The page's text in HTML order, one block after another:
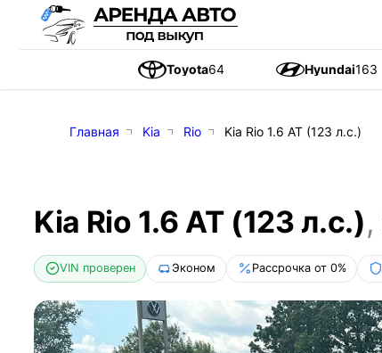
Toyota64 Hyundai163
Главная Kia Rio Kia Rio 1.6 AT (123 л.с.)
Kia Rio 1.6 AT (123 л.с.),
VIN проверен Эконом Рассрочка от 0%